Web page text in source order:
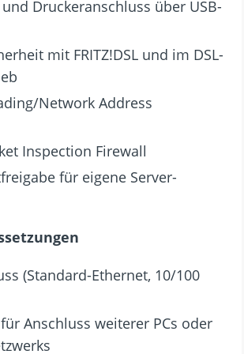
Druckeranschluss über USB-
mit FRITZ!DSL und im DSL-
Network Address
Inspection Firewall
für eigene Server-
(Standard-Ethernet, 10/100
Anschluss weiterer PCs oder